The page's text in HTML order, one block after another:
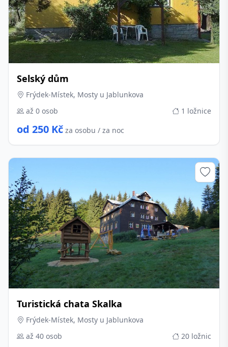
Selský dům
Frýdek-Místek, Mosty u Jablunkova
až 0 osob
1 ložnice
od 250 Kč za osobu / za noc
Turistická chata Skalka
Frýdek-Místek, Mosty u Jablunkova
až 40 osob
20 ložnic